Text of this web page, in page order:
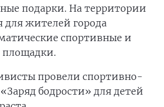
подарки. На территории
для жителей города
спортивные и
площадки.
провели спортивно-
бодрости» для детей